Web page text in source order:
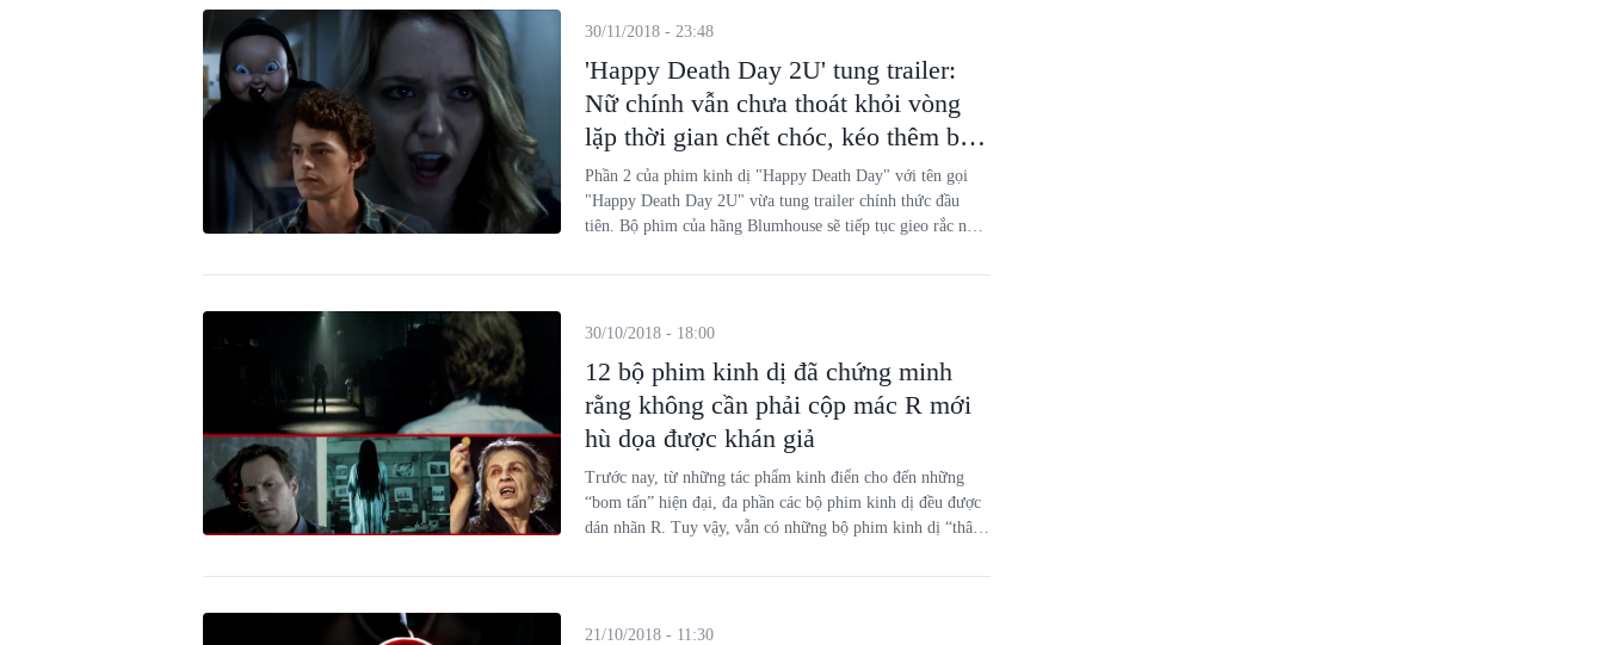
'Happy Death Day 2U' tung trailer:
Nữ chính vẫn chưa thoát khỏi vòng
lặp thời gian chết chóc, kéo thêm bạn
bè vào
30/11/2018 - 23:48
Phần 2 của phim kinh dị "Happy Death Day" với tên gọi
"Happy Death Day 2U" vừa tung trailer chính thức đầu
tiên. Bộ phim của hãng Blumhouse sẽ tiếp tục gieo rắc nỗi
12 bộ phim kinh dị đã chứng minh
rằng không cần phải cộp mác R mới
hù dọa được khán giả
30/10/2018 - 18:00
Trước nay, từ những tác phẩm kinh điển cho đến những
“bom tấn” hiện đại, đa phần các bộ phim kinh dị đều được
dán nhãn R. Tuy vậy, vẫn có những bộ phim kinh dị “thân
21/10/2018 - 11:30